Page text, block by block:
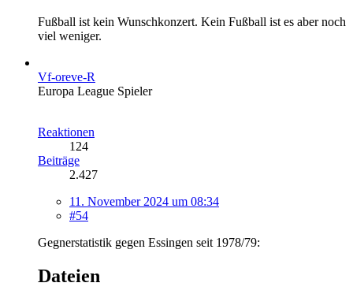
Fußball ist kein Wunschkonzert. Kein Fußball ist es aber noch
viel weniger.
Vf-oreve-R
Europa League Spieler
Reaktionen
124
Beiträge
2.427
11. November 2024 um 08:34
#54
Gegnerstatistik gegen Essingen seit 1978/79:
Dateien